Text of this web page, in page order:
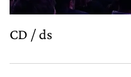
CD / ds